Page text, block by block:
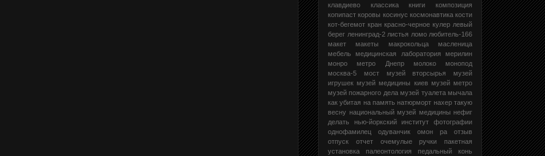
клавдиево
классика книги
композиция
копипаст коровы косинус космонавтика кости
кот-бегемот кран красно-черное кулер левый
берег ленинград-2 листья ломо любитель-166
макет
макеты макрокольца
масленица
мебель
медицинская лаборатория
мерилин
монро
метро Днепр молоко
монопод
москва-5
мост музей вторсырья
музей
игрушек музей медицины киев музей метро
музей пожарного дела музей туалета мычала
как убитая на память натюрморт нахер такую
весну национальный музей медицины нефиг
делать
нью-йоркский институт фотографии
однофамилец
одуванчик омон ра
отзыв
отпуск
отчет очемулые ручки
пакетная
установка
палеонтология
педальный конь